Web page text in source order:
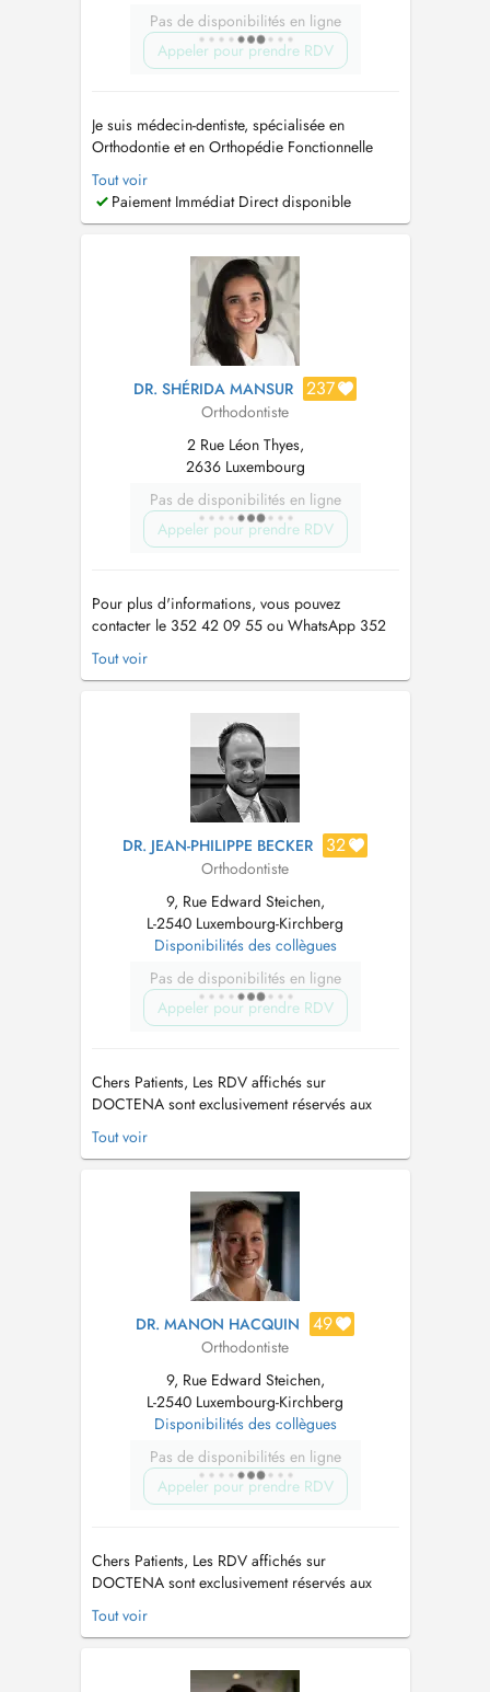
Pas de disponibilités en ligne
Appeler pour prendre RDV
Je suis médecin-dentiste, spécialisée en
Orthodontie et en Orthopédie Fonctionnelle
des Maxillaires. Je propose des traitements
adaptés à tous les âges, tant pour les enfants
que pour les adultes, en mettant laccent sur la
dento-faciaux. Mon objectif es...
Tout voir
Paiement Immédiat Direct disponible
DR. SHÉRIDA MANSUR 237
Orthodontiste
2 Rue Léon Thyes,
2636 Luxembourg
Pas de disponibilités en ligne
Appeler pour prendre RDV
Pour plus d'informations, vous pouvez
contacter le 352 42 09 55 ou WhatsApp 352
691164761. It is located across from RTL in the
Kirchberg-Kiem district. Public parking is
the office by public transport, you can either
take bus 18, stop Léon Thy...
Tout voir
DR. JEAN-PHILIPPE BECKER 32
Orthodontiste
9, Rue Edward Steichen,
L-2540 Luxembourg-Kirchberg
Disponibilités des collègues
Pas de disponibilités en ligne
Appeler pour prendre RDV
Chers Patients, Les RDV affichés sur
DOCTENA sont exclusivement réservés aux
NOUVEAUX Patients souhaitant avoir: (1) un
Avis Orthodontique (2) des explications sur les
Orthodontiques pour Enfants et Adultes :
Visible (Brackets) et Invisible (Linguale, ...
Tout voir
DR. MANON HACQUIN 49
Orthodontiste
9, Rue Edward Steichen,
L-2540 Luxembourg-Kirchberg
Disponibilités des collègues
Pas de disponibilités en ligne
Appeler pour prendre RDV
Chers Patients, Les RDV affichés sur
DOCTENA sont exclusivement réservés aux
NOUVEAUX Patients souhaitant avoir: (1) un
Avis Orthodontique (2) des explications sur les
Orthodontiques pour Enfants et Adultes :
Tout voir